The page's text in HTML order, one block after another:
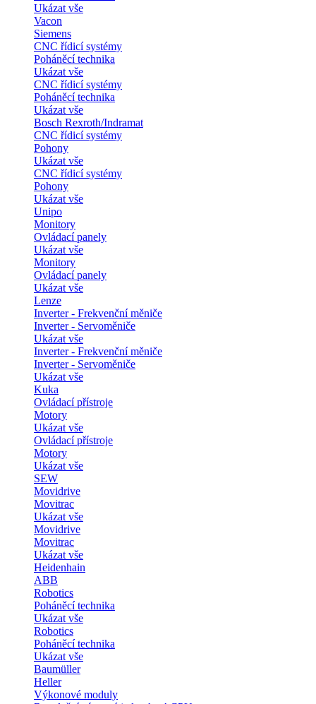
Ukázat vše
Vacon
Siemens
CNC řídicí systémy
Poháněcí technika
Ukázat vše
CNC řídicí systémy
Poháněcí technika
Ukázat vše
Bosch Rexroth/Indramat
CNC řídicí systémy
Pohony
Ukázat vše
CNC řídicí systémy
Pohony
Ukázat vše
Unipo
Monitory
Ovládací panely
Ukázat vše
Monitory
Ovládací panely
Ukázat vše
Lenze
Inverter - Frekvenční měniče
Inverter - Servoměniče
Ukázat vše
Inverter - Frekvenční měniče
Inverter - Servoměniče
Ukázat vše
Kuka
Ovládací přístroje
Motory
Ukázat vše
Ovládací přístroje
Motory
Ukázat vše
SEW
Movidrive
Movitrac
Ukázat vše
Movidrive
Movitrac
Ukázat vše
Heidenhain
ABB
Robotics
Poháněcí technika
Ukázat vše
Robotics
Poháněcí technika
Ukázat vše
Baumüller
Heller
Výkonové moduly